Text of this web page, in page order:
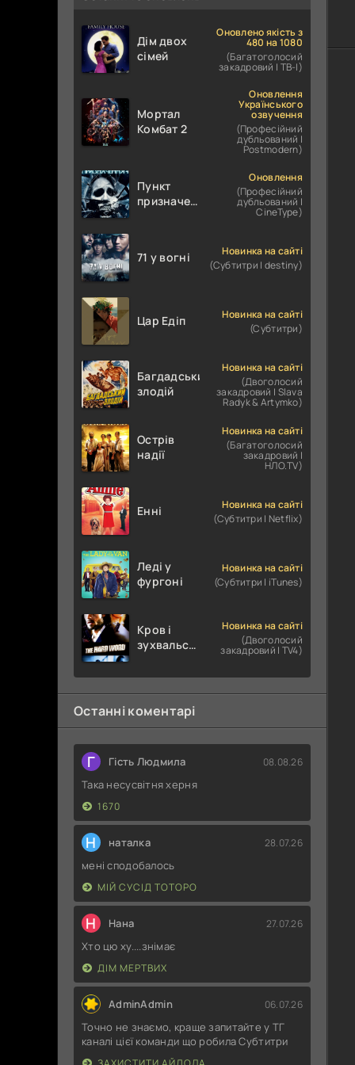
Дім двох
сімей
Оновлено якість з
480 на 1080
(Багатоголосий
закадровий | ТВ-І)
Мортал
Комбат 2
Оновлення
Українського
озвучення
(Професійний
дубльований |
Postmodern)
Пункт
призначення
Оновлення
(Професійний
дубльований |
CineType)
71 у вогні
Новинка на сайті
(Субтитри | destiny)
Цар Едіп
Новинка на сайті
(Субтитри)
Багдадський
злодій
Новинка на сайті
(Двоголосий
закадровий | Slava
Radyk & Artymko)
Острів
надії
Новинка на сайті
(Багатоголосий
закадровий |
НЛО.TV)
Енні
Новинка на сайті
(Субтитри | Netflix)
Леді у
фургоні
Новинка на сайті
(Субтитри | iTunes)
Кров і
зухвальство
пограбування
Новинка на сайті
(Двоголосий
закадровий | TV4)
Останні коментарі
Г Гість Людмила 08.08.26
Така несусвітня херня
1670
Н наталка 28.07.26
мені сподобалось
МІЙ СУСІД ТОТОРО
Н Нана 27.07.26
Хто цю ху....знімає
ДІМ МЕРТВИХ
AdminAdmin 06.07.26
Точно не знаємо, краще запитайте у ТГ
каналі цієї команди що робила Субтитри